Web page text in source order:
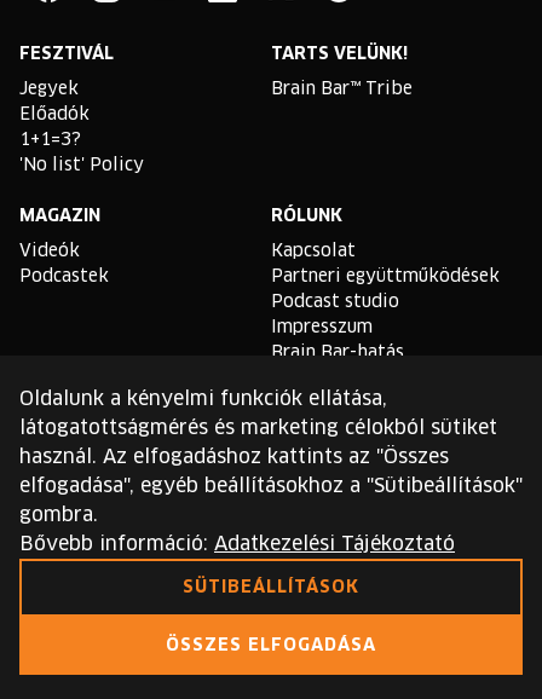
FESZTIVÁL
Jegyek
Előadók
1+1=3?
'No list' Policy
TARTS VELÜNK!
Brain Bar™ Tribe
MAGAZIN
Videók
Podcastek
RÓLUNK
Kapcsolat
Partneri együttműködések
Podcast studio
Impresszum
Brain Bar-hatás
TLDR
Általános Szerződési
Feltételek
Sütikezelési Szabályzat
Adatvédelmi Szabályzat
Ezt a webhelyet a reCAPTCHA védi, és a Google
Oldalunk a kényelmi funkciók ellátása,
látogatottságmérés és marketing célokból sütiket
használ. Az elfogadáshoz kattints az "Összes
elfogadása", egyéb beállításokhoz a "Sütibeállítások"
gombra.
Bővebb információ: Adatkezelési Tájékoztató
SÜTIBEÁLLÍTÁSOK
ÖSSZES ELFOGADÁSA